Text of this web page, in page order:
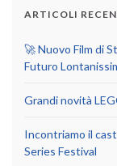
ARTICOLI
🚀 Nuovo Film di
Futuro
Grandi novità
Incontriamo il
Series Festival